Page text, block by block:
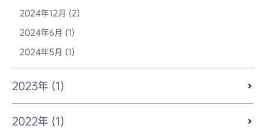
2024年12月 (2)
2024年6月 (1)
2024年5月 (1)
2023年 (1)
2022年 (1)